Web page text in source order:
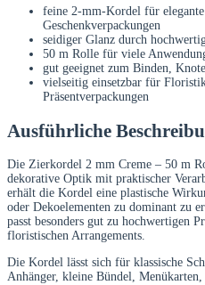
feine 2-mm-Kordel für
Geschenkverpackungen
seidiger Glanz durch
50 m Rolle für viele
gut geeignet zum Binden,
vielseitig einsetzbar für
Präsentverpackungen
Ausführliche
Die Zierkordel 2 mm Creme – 50 m
dekorative Optik mit praktischer
erhält die Kordel eine plastische
oder Dekoelementen zu dominant zu
passt besonders gut zu hochwertigen
floristischen Arrangements.
Die Kordel lässt sich für klassische
Anhänger, kleine Bündel, Menükarten,